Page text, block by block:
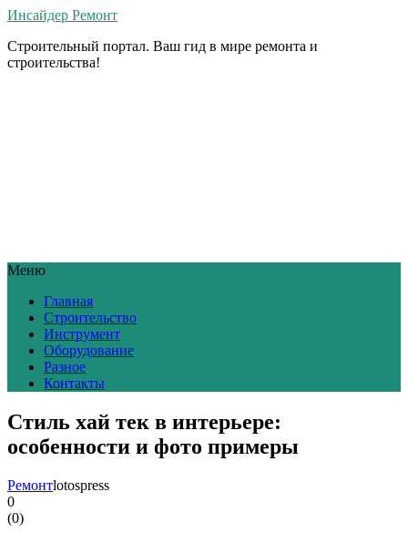
Инсайдер Ремонт
Строительный портал. Ваш гид в мире ремонта и
строительства!
Меню
Главная
Строительство
Инструмент
Оборудование
Разное
Контакты
Стиль хай тек в интерьере:
особенности и фото примеры
Ремонтlotospress
0
(0)